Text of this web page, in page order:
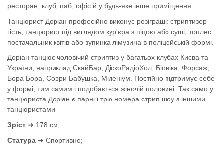
ресторан, клуб, паб, офіс й у будь-яке інше приміщення.
Танцюрист Доріан професійно виконує розіграші: стриптизер
гість, танцюрист під виглядом кур'єра з піцою або суші, топлес
постачальник квітів або зупинка лімузина в поліцейській формі.
Доріан танцює чоловічий стриптиз у багатьох клубах Києва та
України, наприклад СкайБар, ДіскоРадіоХол, Біоніка, Форсаж,
Бора Бора, Сорри Бабушка, Міленіум. Постійно підтримує себе
у формі, тим самим і подобається жіночій половині. Так само у
танцюриста Доріан є парні і тріо номера стрип шоу з іншими
танцюристами.
Зріст ➜ 178 см;
Статура ➜ Спортивне;